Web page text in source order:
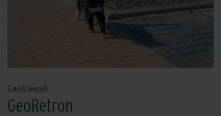
GeoSteen®
GeoRetron